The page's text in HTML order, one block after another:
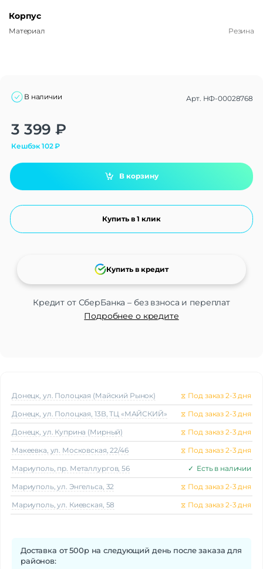
Корпус
Материал Резина
В наличии Арт. НФ-00028768
3 399 ₽
Кешбэк102₽
В корзину
Купить в 1 клик
Кредит от СберБанка – без взноса и переплат
Подробнее о кредите
Купить в кредит
Alternative:
Донецк, ул. Полоцкая (Майский Рынок) ⧖ Под заказ 2-3 дня
Донецк, ул. Полоцкая, 13В, ТЦ «МАЙСКИЙ» ⧖ Под заказ 2-3 дня
Донецк, ул. Куприна (Мирный) ⧖ Под заказ 2-3 дня
Макеeвка, ул. Московская, 22/46 ⧖ Под заказ 2-3 дня
Мариуполь, пр. Металлургов, 56 ✓ Есть в наличии
Мариуполь, ул. Энгельса, 32 ⧖ Под заказ 2-3 дня
Мариуполь, ул. Киевская, 58 ⧖ Под заказ 2-3 дня
Доставка от 500р на следующий день после заказа для
районов: